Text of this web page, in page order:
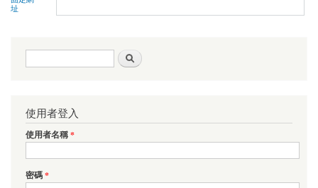
址
搜尋表單
使用者登入
使用者名稱*
密碼*